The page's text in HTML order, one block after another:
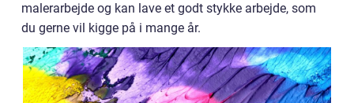
malerarbejde og kan lave et godt stykke arbejde, som
du gerne vil kigge på i mange år.